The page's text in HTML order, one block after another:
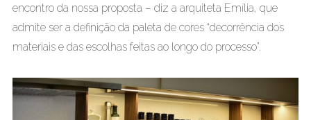
encontro da nossa proposta – diz a arquiteta Emília, que
admite ser a definição da paleta de cores “decorrência dos
materiais e das escolhas feitas ao longo do processo”.